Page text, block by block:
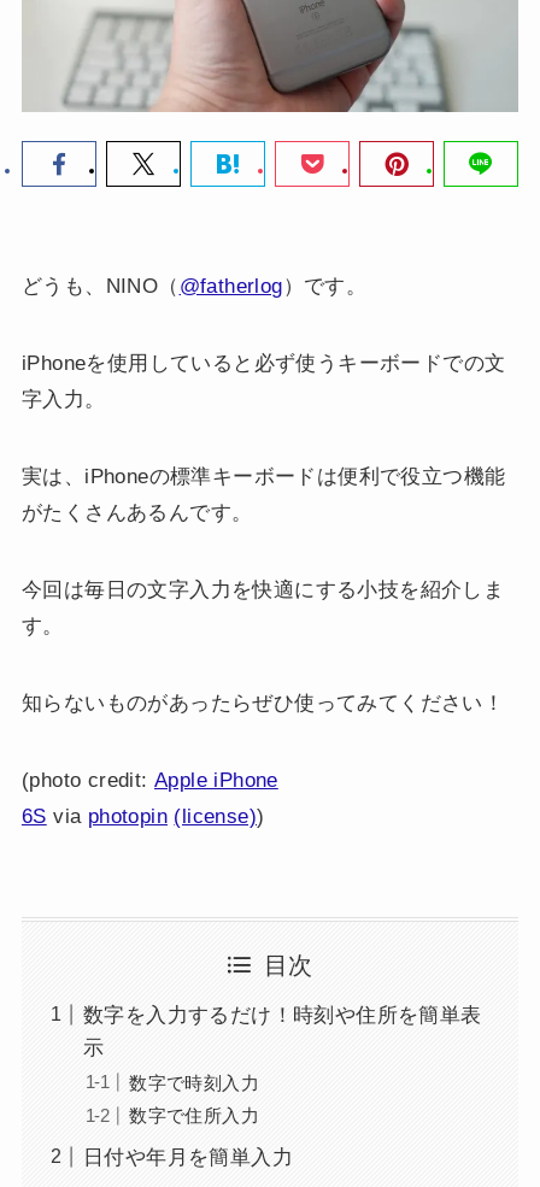
どうも、NINO（ @fatherlog）です。
iPhoneを使用していると必ず使うキーボードでの文
字入力。
実は、iPhoneの標準キーボードは便利で役立つ機能
がたくさんあるんです。
今回は毎日の文字入力を快適にする小技を紹介しま
す。
知らないものがあったらぜひ使ってみてください！
(photo credit: Apple iPhone
6S via photopin (license))
目次
数字を入力するだけ！時刻や住所を簡単表
示
数字で時刻入力
数字で住所入力
日付や年月を簡単入力